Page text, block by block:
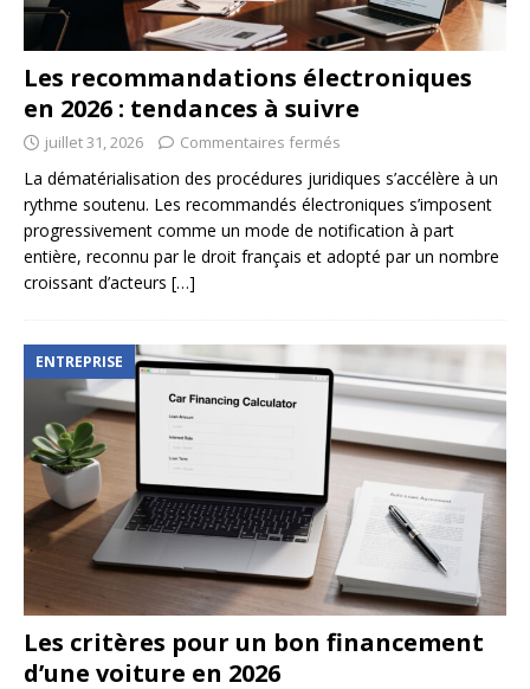
Les recommandations électroniques
en 2026 : tendances à suivre
juillet 31, 2026 Commentaires fermés
La dématérialisation des procédures juridiques s’accélère à un
rythme soutenu. Les recommandés électroniques s’imposent
progressivement comme un mode de notification à part
entière, reconnu par le droit français et adopté par un nombre
croissant d’acteurs […]
ENTREPRISE
Les critères pour un bon financement
d’une voiture en 2026